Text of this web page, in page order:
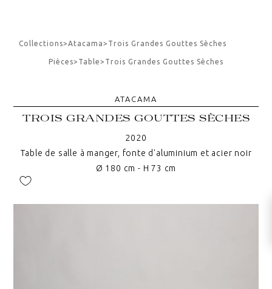
Collections> Atacama> Trois Grandes Gouttes Sèches
Pièces> Table> Trois Grandes Gouttes Sèches
ATACAMA
TROIS GRANDES GOUTTES SÈCHES
2020
Table de salle à manger, fonte d'aluminium et acier noir
Ø 180 cm - H 73 cm